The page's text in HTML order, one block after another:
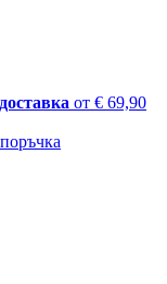
от € 69,90